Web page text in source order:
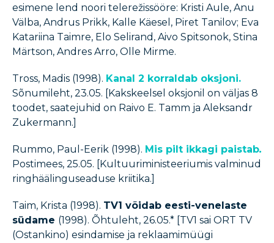
esimene lend noori telerežissööre: Kristi Aule, Anu
Välba, Andrus Prikk, Kalle Käesel, Piret Tanilov; Eva
Katariina Taimre, Elo Selirand, Aivo Spitsonok, Stina
Märtson, Andres Arro, Olle Mirme.
Tross, Madis (1998). Kanal 2 korraldab oksjoni.
Sõnumileht, 23.05. [Kakskeelsel oksjonil on väljas 8
toodet, saatejuhid on Raivo E. Tamm ja Aleksandr
Zukermann.]
Rummo, Paul-Eerik (1998). Mis pilt ikkagi paistab.
Postimees, 25.05. [Kultuuriministeeriumis valminud
ringhäälinguseaduse kriitika.]
Taim, Krista (1998). TV1 võidab eesti-venelaste
südame (1998). Õhtuleht, 26.05.* [TV1 sai ORT TV
(Ostankino) esindamise ja reklaamimüügi